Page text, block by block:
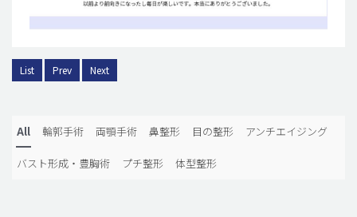
List Prev Next
All 輪郭手術 両顎手術 鼻整形 目の整形 アンチエイジング
バスト形成・豊胸術 プチ整形 体型整形